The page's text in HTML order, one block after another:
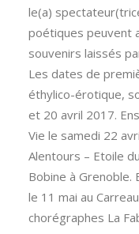
le(a)
poétiques peuvent
souvenirs laissés
Les dates de
éthylico-érotique,
et 20 avril 2017.
Vie le samedi 22
Alentours – Etoile
Bobine à
le 11 mai au
chorégraphes La